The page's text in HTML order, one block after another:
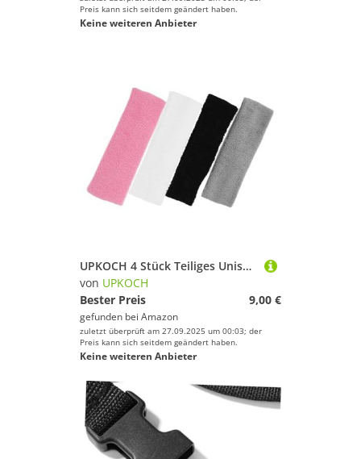
Preis kann sich seitdem geändert haben.
Keine weiteren Anbieter
UPKOCH 4 Stück Teiliges Unisex Sport Stirnband Atmungsaktiv Feuchtigkeitsableitend Elastisch für Fitness Yoga Laufen Tennis Basketball
von UPKOCH
Bester Preis
9,00 €
gefunden bei Amazon
zuletzt überprüft am 27.09.2025 um 00:03; der
Preis kann sich seitdem geändert haben.
Keine weiteren Anbieter